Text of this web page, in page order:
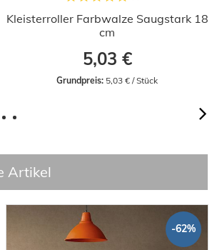
Kleisterroller Farbwalze Saugstark 18
cm
5,03 €
Grundpreis: 5,03 € / Stück
Artikel
-62%